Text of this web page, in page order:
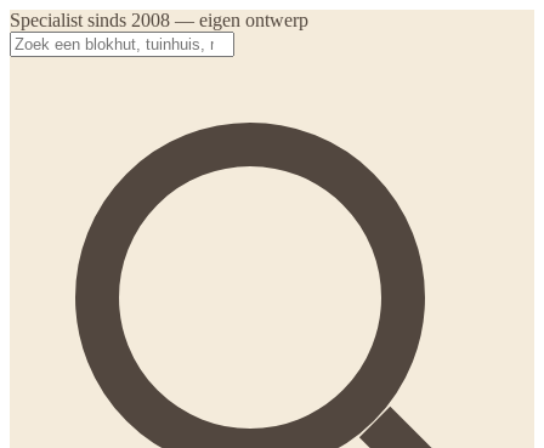
Specialist sinds 2008 — eigen ontwerp